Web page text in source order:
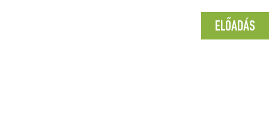
ELŐADÁS